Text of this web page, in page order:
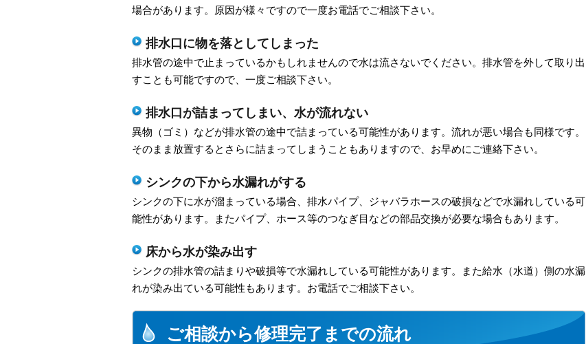
場合があります。原因が様々ですので一度お電話でご相談下さい。
排水口に物を落としてしまった
排水管の途中で止まっているかもしれませんので水は流さないでください。排水管を外して取り出
すことも可能ですので、一度ご相談下さい。
排水口が詰まってしまい、水が流れない
異物（ゴミ）などが排水管の途中で詰まっている可能性があります。流れが悪い場合も同様です。
そのまま放置するとさらに詰まってしまうこともありますので、お早めにご連絡下さい。
シンクの下から水漏れがする
シンクの下に水が溜まっている場合、排水パイプ、ジャバラホースの破損などで水漏れしている可
能性があります。またパイプ、ホース等のつなぎ目などの部品交換が必要な場合もあります。
床から水が染み出す
シンクの排水管の詰まりや破損等で水漏れしている可能性があります。また給水（水道）側の水漏
れが染み出ている可能性もあります。お電話でご相談下さい。
ご相談から修理完了までの流れ